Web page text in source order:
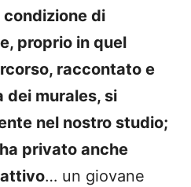
di
proprio in quel
raccontato e
dei murales, si
nel nostro studio;
privato anche
… un giovane